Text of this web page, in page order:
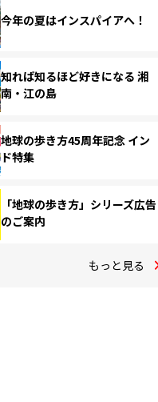
今年の夏はインスパイアへ！
知れば知るほど好きになる 湘
南・江の島
地球の歩き方45周年記念 イン
ド特集
「地球の歩き方」シリーズ広告
のご案内
もっと見る